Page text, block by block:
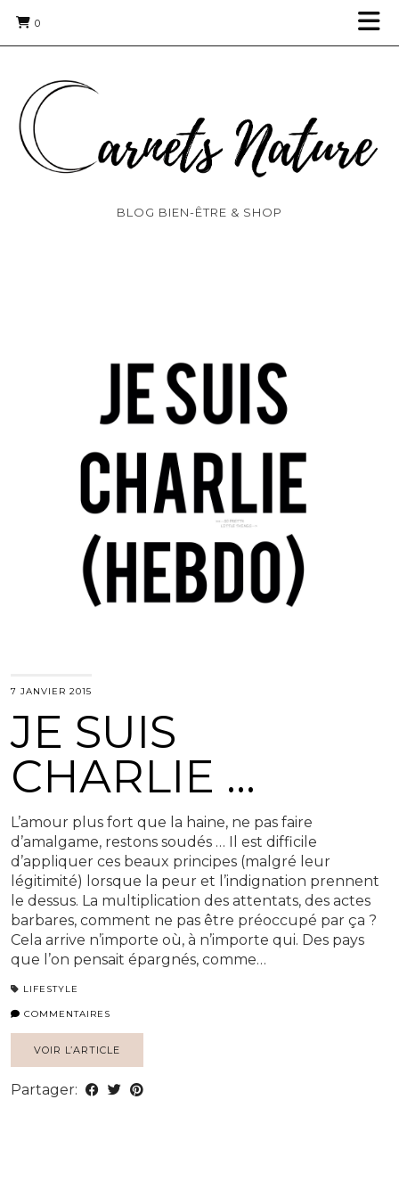
0
BLOG BIEN-ÊTRE & SHOP
7 JANVIER 2015
JE SUIS
CHARLIE …
L’amour plus fort que la haine, ne pas faire
d’amalgame, restons soudés … Il est difficile
d’appliquer ces beaux principes (malgré leur
légitimité) lorsque la peur et l’indignation prennent
le dessus. La multiplication des attentats, des actes
barbares, comment ne pas être préoccupé par ça ?
Cela arrive n’importe où, à n’importe qui. Des pays
que l’on pensait épargnés, comme…
LIFESTYLE
COMMENTAIRES
VOIR L’ARTICLE
Partager: